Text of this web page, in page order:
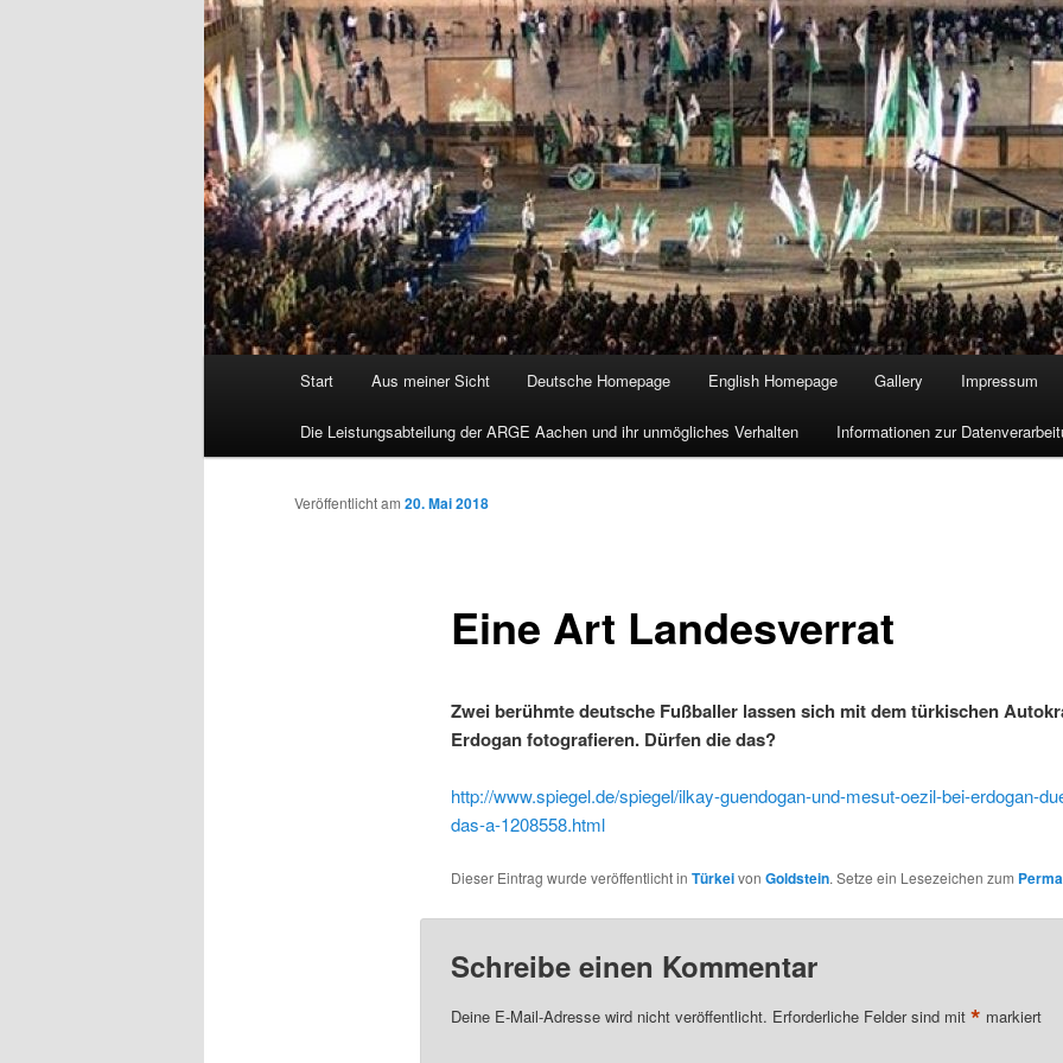
Start Aus meiner Sicht Deutsche Homepage English Homepage Gallery Impressum
Die Leistungsabteilung der ARGE Aachen und ihr unmögliches Verhalten Informationen zur
Eine Art Landesverrat
Veröffentlicht am 20. Mai 2018
Zwei berühmte deutsche Fußballer lassen sich mit dem türkischen
Erdogan fotografieren. Dürfen die das?
http://www.spiegel.de/spiegel/ilkay-guendogan-und-mesut-oezil-bei-erdogan-
das-a-1208558.html
Dieser Eintrag wurde veröffentlicht in Türkeivon Goldstein. Setze ein Lesezeichen zum
Schreibe einen Kommentar
Deine E-Mail-Adresse wird nicht veröffentlicht. Erforderliche Felder sind mit * markiert